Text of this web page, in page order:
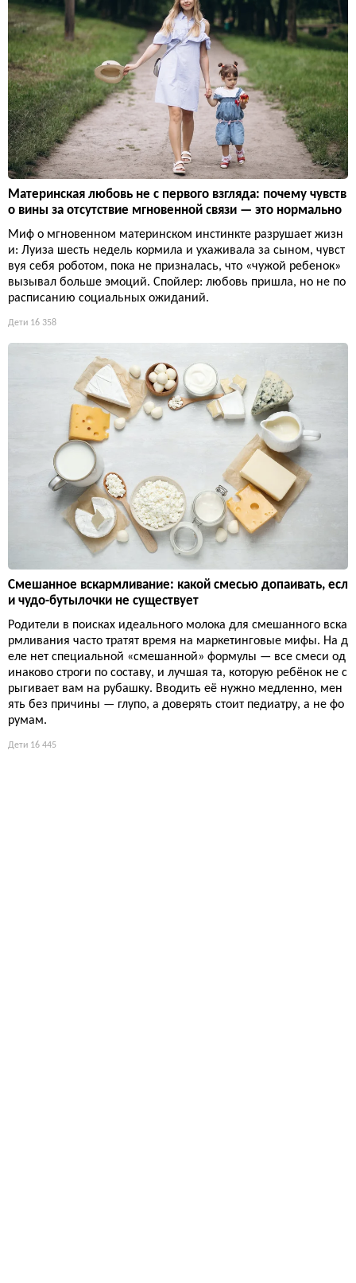
Материнская любовь не с первого взгляда: почему чувств
о вины за отсутствие мгновенной связи — это нормально
Миф о мгновенном материнском инстинкте разрушает жизн
и: Луиза шесть недель кормила и ухаживала за сыном, чувст
вуя себя роботом, пока не призналась, что «чужой ребенок»
вызывал больше эмоций. Спойлер: любовь пришла, но не по
расписанию социальных ожиданий.
Дети 16 358
Смешанное вскармливание: какой смесью допаивать, есл
и чудо-бутылочки не существует
Родители в поисках идеального молока для смешанного вска
рмливания часто тратят время на маркетинговые мифы. На д
еле нет специальной «смешанной» формулы — все смеси од
инаково строги по составу, и лучшая та, которую ребёнок не с
рыгивает вам на рубашку. Вводить её нужно медленно, мен
ять без причины — глупо, а доверять стоит педиатру, а не фо
румам.
Дети 16 445